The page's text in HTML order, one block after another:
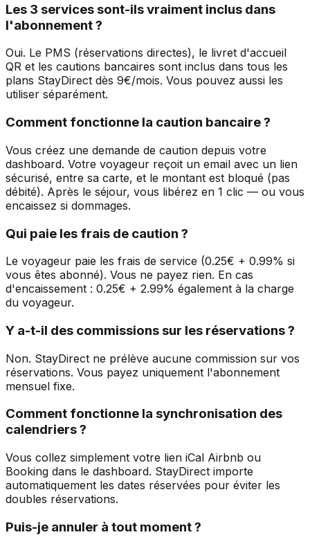
Les 3 services sont-ils vraiment inclus dans
l'abonnement ?
Oui. Le PMS (réservations directes), le livret d'accueil
QR et les cautions bancaires sont inclus dans tous les
plans StayDirect dès 9€/mois. Vous pouvez aussi les
utiliser séparément.
Comment fonctionne la caution bancaire ?
Vous créez une demande de caution depuis votre
dashboard. Votre voyageur reçoit un email avec un lien
sécurisé, entre sa carte, et le montant est bloqué (pas
débité). Après le séjour, vous libérez en 1 clic — ou vous
encaissez si dommages.
Qui paie les frais de caution ?
Le voyageur paie les frais de service (0.25€ + 0.99% si
vous êtes abonné). Vous ne payez rien. En cas
d'encaissement : 0.25€ + 2.99% également à la charge
du voyageur.
Y a-t-il des commissions sur les réservations ?
Non. StayDirect ne prélève aucune commission sur vos
réservations. Vous payez uniquement l'abonnement
mensuel fixe.
Comment fonctionne la synchronisation des
calendriers ?
Vous collez simplement votre lien iCal Airbnb ou
Booking dans le dashboard. StayDirect importe
automatiquement les dates réservées pour éviter les
doubles réservations.
Puis-je annuler à tout moment ?